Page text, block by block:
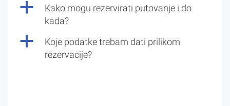
a
Kako mogu rezervirati putovanje i do
kada?
a
Koje podatke trebam dati prilikom
rezervacije?